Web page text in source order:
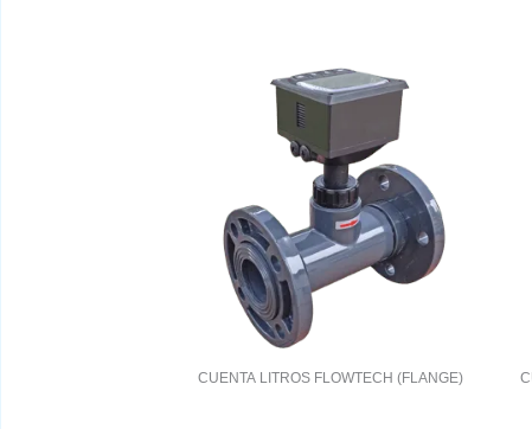
CUENTA LITROS FLOWTECH (FLANGE)